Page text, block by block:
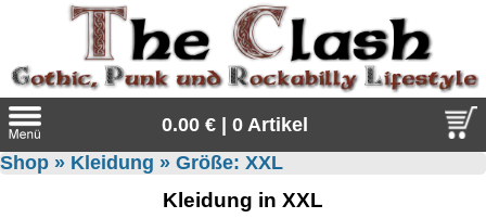
0.00 € | 0 Artikel
Shop » Kleidung » Größe: XXL
Kleidung in XXL